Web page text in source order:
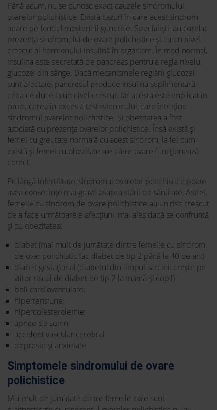
Până acum, nu se cunosc exact cauzele sindromului
ovarelor polichistice. Există cazuri în care acest sindrom
apare pe fondul moștenirii genetice. Specialiștii au corelat
prezența sindromului de ovare polichistice și cu un nivel
crescut al hormonului insulină în organism. În mod normal,
insulina este secretată de pancreas pentru a regla nivelul
glucozei din sânge. Dacă mecanismele reglării glucozei
sunt afectate, pancresul produce insulină suplimentară
ceea ce duce la un nivel crescut. Iar acesta este implicat în
producerea în exces a testosteronului, care întreține
sindromul ovarelor polichistice. Și obezitatea a fost
asociată cu prezența ovarelor polichistice. Însă există și
femei cu greutate normală cu acest sindrom, la fel cum
există și femei cu obezitate ale căror ovare funcționează
corect.
Pe lângă infertilitate, sindromul ovarelor polichistice poate
avea consecințe mai grave asupra stării de sănătate. Astfel,
femeile cu sindrom de ovare polichistice au un risc crescut
de a face următoarele afecțiuni, mai ales dacă se confruntă
și cu obezitatea:
diabet (mai mult de jumătate dintre femeile cu sindrom
de ovar polichistic fac diabet de tip 2 până la 40 de ani)
diabet gestațional (diabetul din timpul sarcinii crește pe
viitor riscul de diabet de tip 2 la mamă și copil)
boli cardiovasculare;
hipertensiune;
hipercolesterolemie;
apnee de somn
accident vascular cerebral
depresie și anxietate
Simptomele sindromului de ovare
polichistice
Mai mult de jumătate dintre femeile care sunt